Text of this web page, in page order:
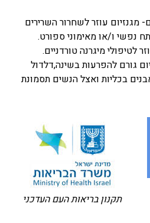
מגנזיום עוזר לשחרור השרירים
נפשי ו/או מאימוני ספורט.
לטיפולי מיגרנה טורדניים.
גורם להפרעות בשינה,דלדול
בכליות ואצל הנשים תסמונת
תקנון בריאות העם העדכני